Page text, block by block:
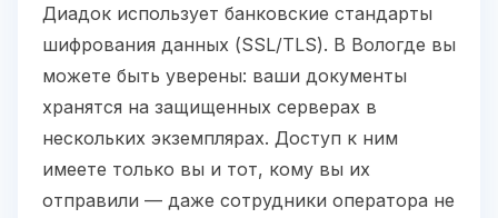
Диадок использует банковские стандарты
шифрования данных (SSL/TLS). В Вологде вы
можете быть уверены: ваши документы
хранятся на защищенных серверах в
нескольких экземплярах. Доступ к ним
имеете только вы и тот, кому вы их
отправили — даже сотрудники оператора не